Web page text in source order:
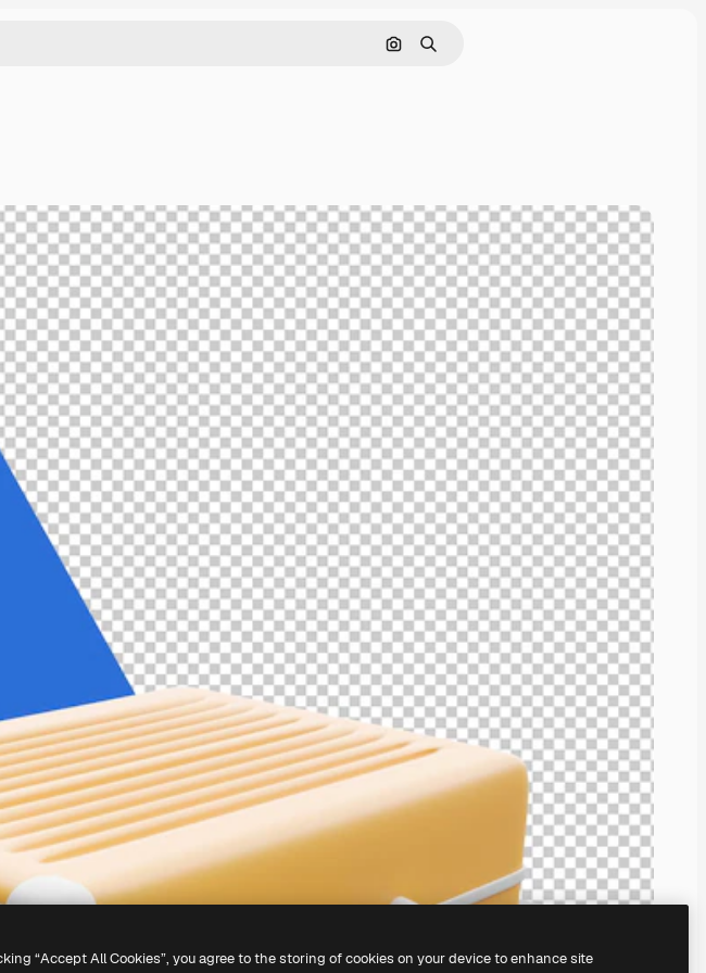
Nach Bild suchen
Suchen
“Accept All Cookies”, you agree to the storing of cookies on your device to enhance site